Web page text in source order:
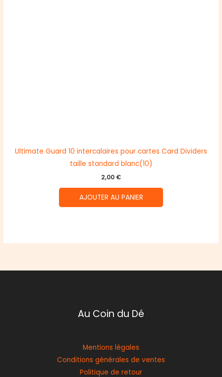
Ultimate Guard 10 intercalaires pour cartes Card Dividers
taille standard blanc(10)
2,00 €
AJOUTER AU PANIER
Au Coin du Dé
Mentions légales
Conditions générales de ventes
Politique de retour